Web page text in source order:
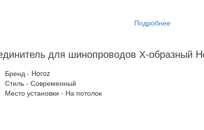
Подробнее
Бренд - Horoz
Стиль - Современный
Место установки - На потолок